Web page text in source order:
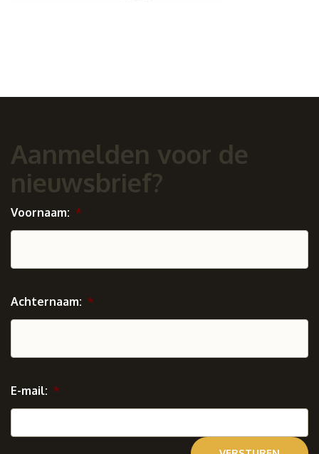
Aanmelden voor de
nieuwsbrief?
Voornaam: *
Achternaam: *
E-mail: *